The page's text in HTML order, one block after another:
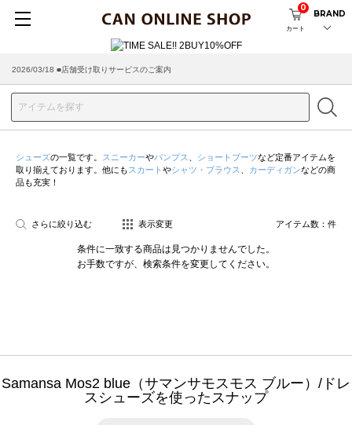
カート
0
BRAND
2026/03/18 ■店舗受け取りサービスのご案内
シューズの一覧です。 スニーカーやパンプス ショートブーツなど定番アイテムを
取り揃えております。他にも スカート やシャツ・ブラウス カーディガンなどの商
品も充実！
さらに絞り込む 表示変更 アイテム数： 件
条件に一致する商品は見つかりませんでした。
お手数ですが、検索条件を変更してください。
Samansa Mos2 blue（サマンサモスモス ブルー）/ドレ
スシューズを使ったスナップ